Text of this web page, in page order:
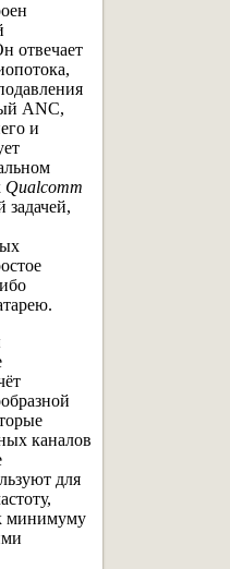
отвечает
ANC,
и
Qualcomm
задачей,
каналов
для
минимуму